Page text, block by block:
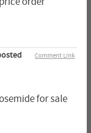
Comment Link
for sale